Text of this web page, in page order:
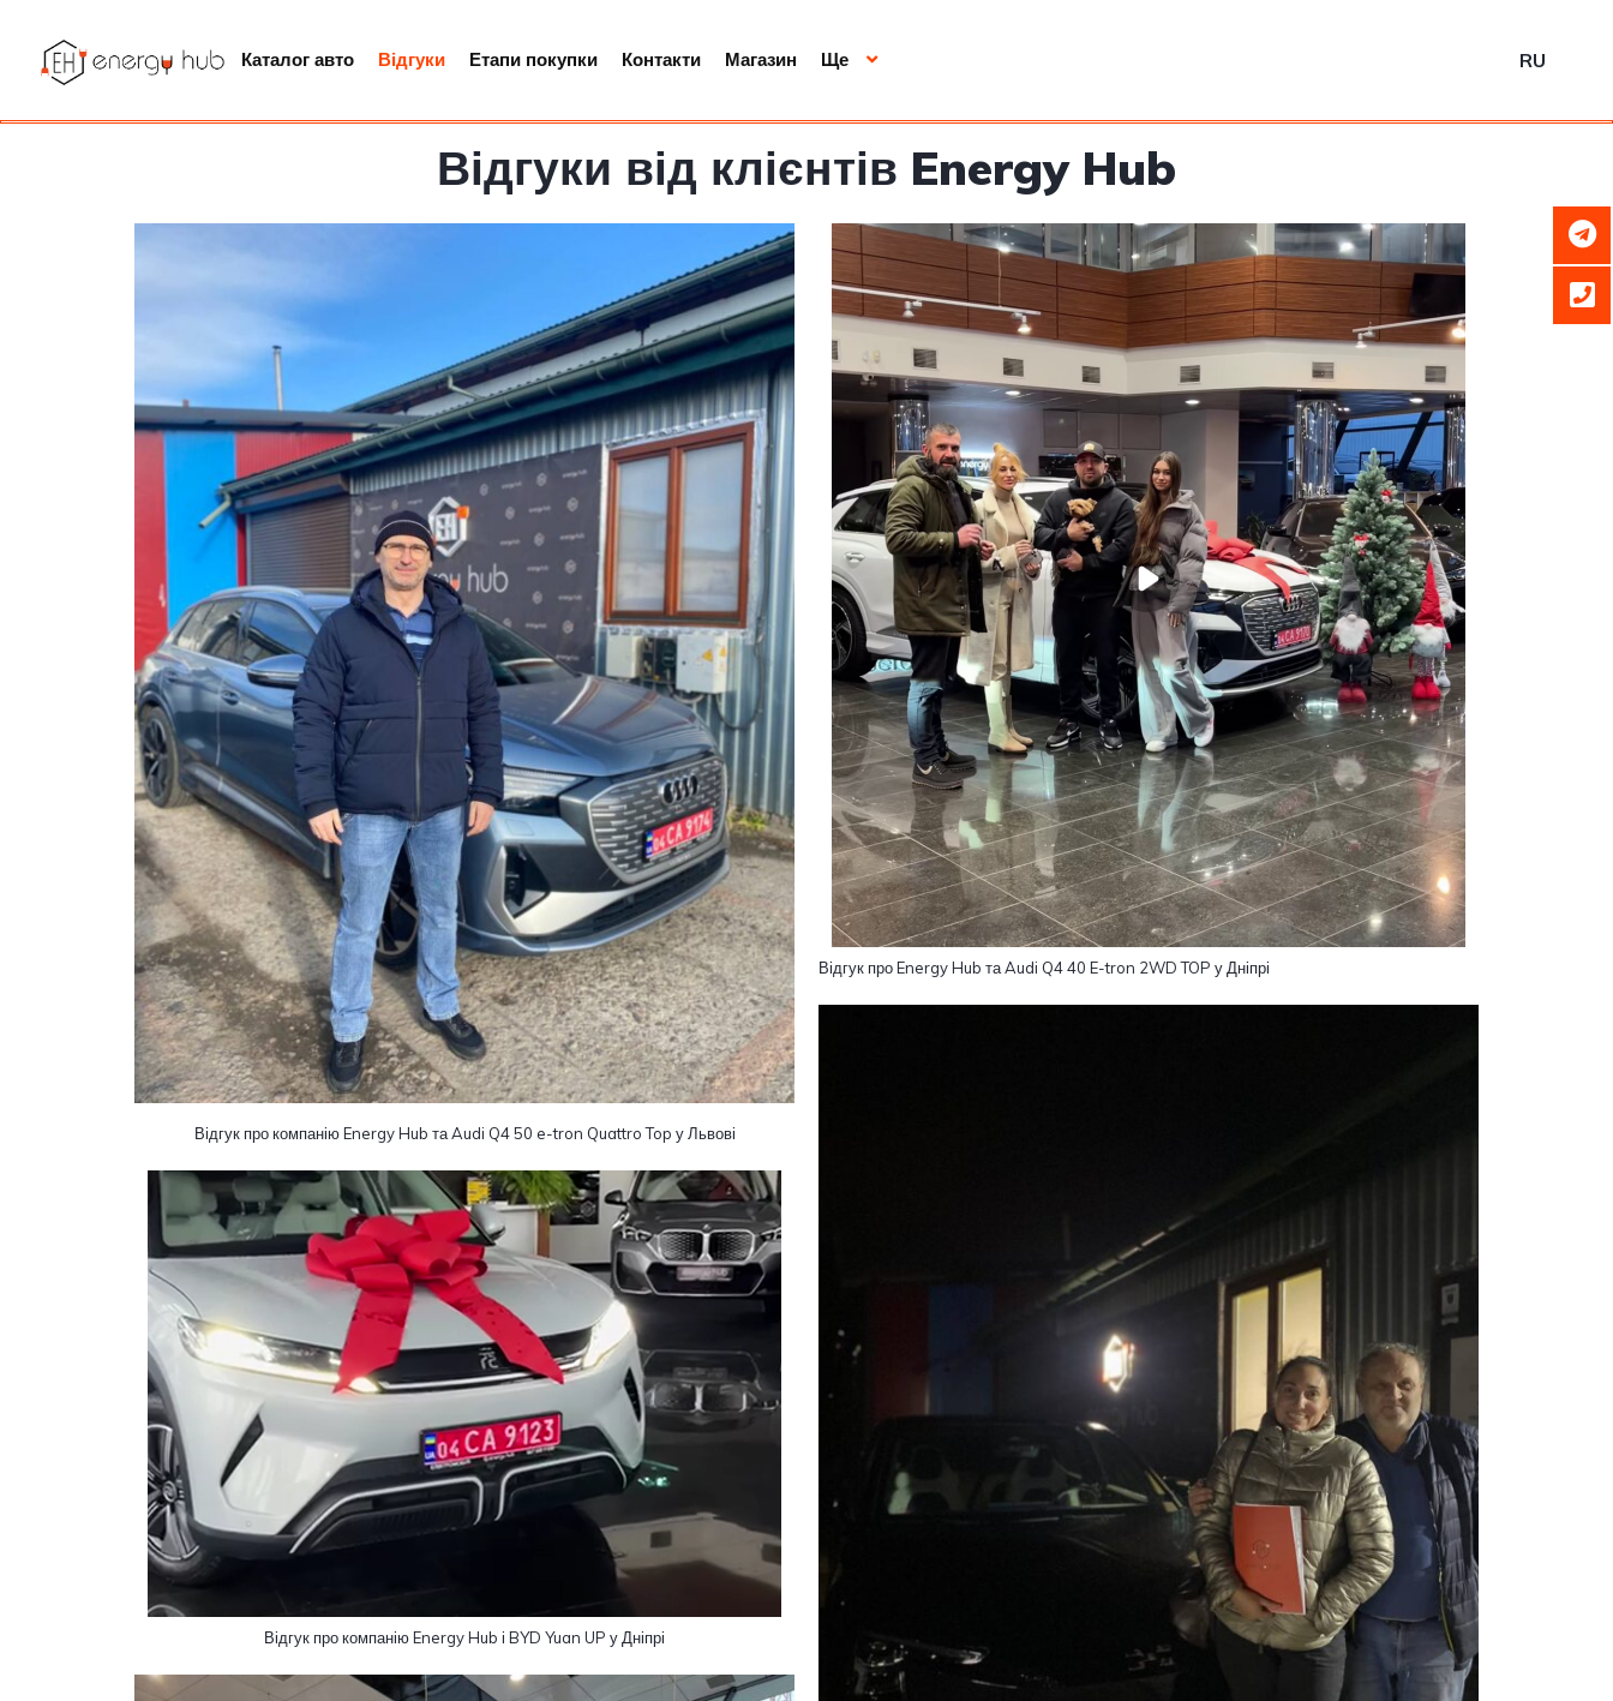
Каталог авто Відгуки Етапи покупки Контакти Магазин Ще RU
Відгуки від клієнтів Energy Hub
Відгук про компанію Energy Hub та Audi Q4 50 e-tron Quattro Top у Львові
Відгук про компанію Energy Hub і BYD Yuan UP у Дніпрі
Відгук про Energy Hub та Audi Q4 40 E-tron 2WD TOP у Дніпрі